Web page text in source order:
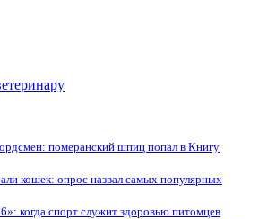
померанский шпиц попал в Книгу
кошек: опрос назвал самых популярных
когда спорт служит здоровью питомцев